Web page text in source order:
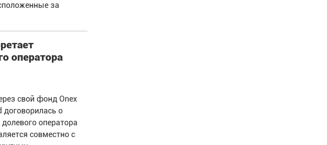
за
оператора
свой фонд Onex
договорилась о
оператора
совместно с